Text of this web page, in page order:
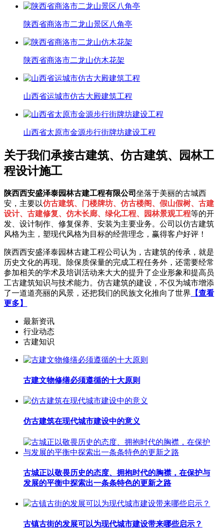
陕西省商洛市二龙山景区八角亭
陕西省商洛市二龙山仿木花架
山西省运城市仿古大殿建筑工程
山西省太原市金源步行街牌坊建设工程
关于我们承接古建筑、仿古建筑、园林工
程设计施工
陕西西安盛泽泰园林古建工程有限公司 坐落于美丽的古城西
安，主要以仿古建筑、门楼牌坊、仿古楼阁、假山假树、古建
设计、古建修复、仿木长廊、绿化工程、园林景观工程等的开
发、设计制作、修复保养、安装为主要业务。公司以仿古建筑
风格为主，塑现代风格为目标的经营理念，赢得客户好评！
陕西西安盛泽泰园林古建工程公司认为，古建筑的传承，就是
历史文化的再现。除保质保量的完成工程任务外，还需要经常
参加相关的学术及培训活动来大大的提升了企业形象和提高员
工古建筑知识与技术能力。仿古建筑的建设，不仅为城市增添
了一道道亮丽的风景，还把我们的民族文化推向了世界 【查看
更多】
最新资讯
行业动态
古建知识
古建文物修缮必须遵循的十大原则
仿古建筑在现代城市建设中的意义
古城正以敬畏历史的态度、拥抱时代的胸襟，在保护与
发展的平衡中探索出一条条特色的更新之路
古镇古街的发展可以为现代城市建设带来哪些启示？